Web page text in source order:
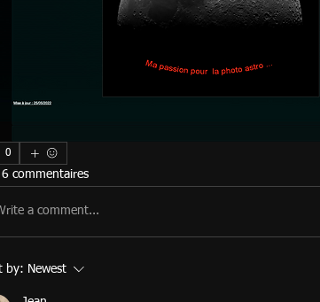
0
6 commentaires
a comment...
by: Newest